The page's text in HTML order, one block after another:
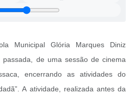
Municipal Glória Marques Diniz
passada, de uma sessão de cinema
encerrando as atividades do
A atividade, realizada antes da